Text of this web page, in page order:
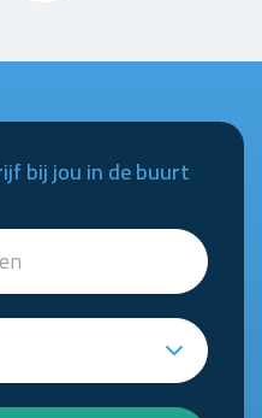
bij jou in de buurt